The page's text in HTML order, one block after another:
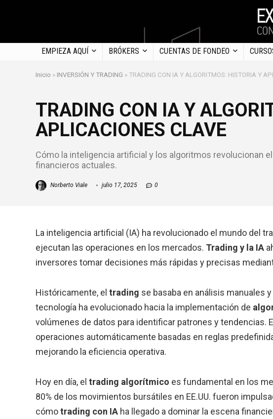
EMPIEZA AQUÍ BRÓKERS CUENTAS DE FONDEO
Inicio » INVERSIÓN Y TRADING » TRADING CON IA Y ALGORITMOS: HISTORIA Y
TRADING CON IA Y
APLICACIONES CLAVE
Cómo la inteligencia artificial y los algoritmos revolucionan
financieros actuales.
Norberto Viale julio 17, 2025 0
La inteligencia artificial (IA) ha revolucionado el mundo del
ejecutan las operaciones en los mercados. Trading y la IA
inversores tomar decisiones más rápidas y precisas
Históricamente, el trading se basaba en análisis manuales
tecnología ha evolucionado hacia la implementación de
volúmenes de datos para identificar patrones y tendencias.
operaciones automáticamente basadas en reglas
mejorando la eficiencia operativa.
Hoy en día, el trading algorítmico es fundamental en los
80% de los movimientos bursátiles en EE.UU. fueron
cómotrading con IA ha llegado a dominar la escena